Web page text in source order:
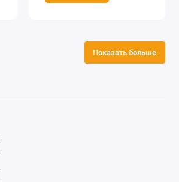
Показать больше